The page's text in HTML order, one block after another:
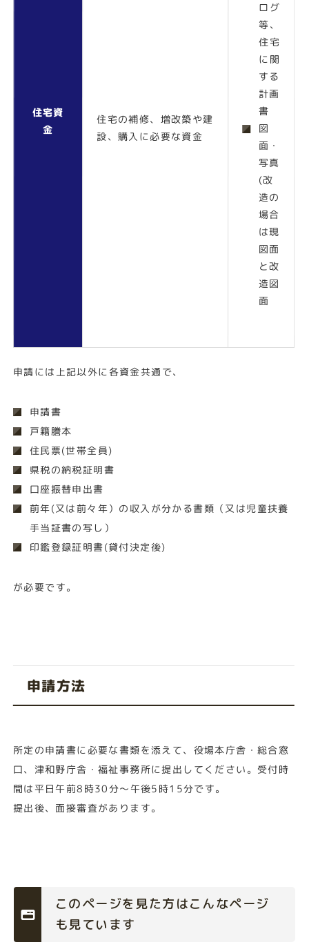
住宅資
金
住宅の補修、増改築や建
設、購入に必要な資金
ログ
等、
住宅
に関
する
計画
書
図
面・
写真
(改
造の
場合
は現
図面
と改
造図
面
申請には上記以外に各資金共通で、
申請書
戸籍謄本
住民票(世帯全員)
県税の納税証明書
口座振替申出書
前年(又は前々年）の収入が分かる書類（又は児童扶養
手当証書の写し）
印鑑登録証明書(貸付決定後)
が必要です。
申請方法
所定の申請書に必要な書類を添えて、役場本庁舎・総合窓
口、津和野庁舎・福祉事務所に提出してください。受付時
間は平日午前8時30分～午後5時15分です。
提出後、面接審査があります。
このページを見た方はこんなページ
も見ています